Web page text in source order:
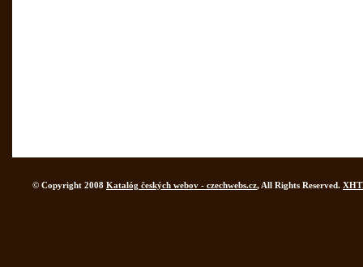
© Copyright 2008 Katalóg českých webov - czechwebs.cz, All Rights Reserved.